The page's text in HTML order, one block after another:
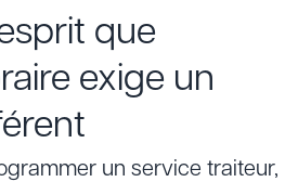
que
exige un
un service traiteur,